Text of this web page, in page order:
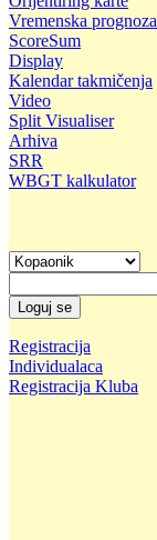
Vremenska prognoza
ScoreSum
Display
Kalendar takmičenja
Video
Split Visualiser
Arhiva
SRR
WBGT kalkulator
Registracija
Individualaca
Registracija Kluba